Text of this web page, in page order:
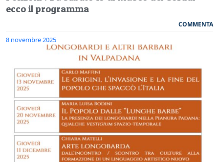
ecco il programma
COMMENTA
8 novembre 2025